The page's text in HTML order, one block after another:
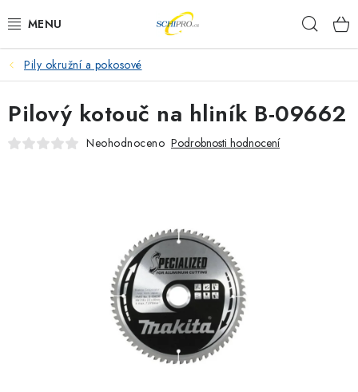
na
AKU NÁŘADÍ
ELEKTRICKÉ NÁŘADÍ
PŘÍSLUŠENSTVÍ
ZAHRADNÍ TECHNIKA
Pily okružní a pokosové
Pilový kotouč na hliník B-09662
Neohodnoceno Podrobnosti hodnocení